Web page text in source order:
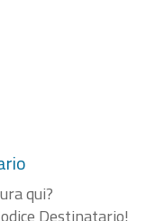
qui?
Destinatario!